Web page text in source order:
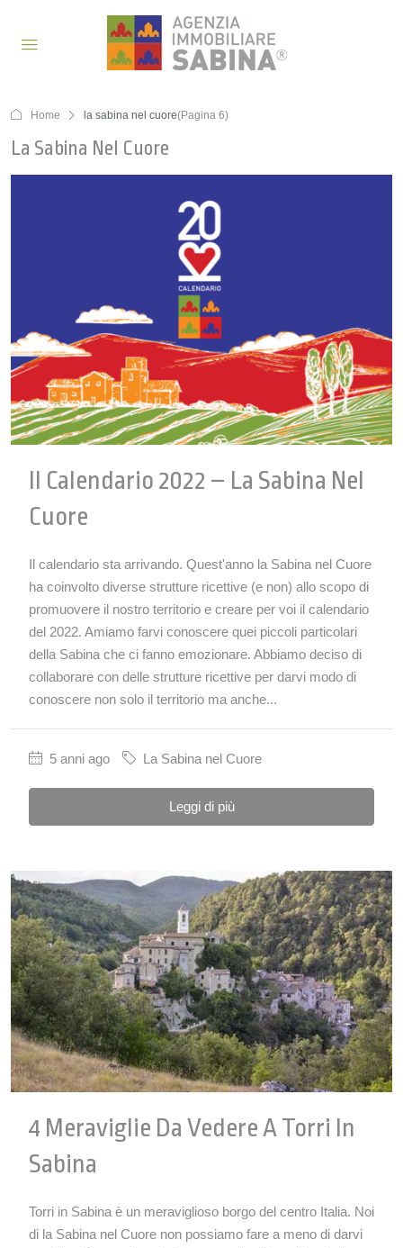
Home la sabina nel cuore(Pagina 6)
La Sabina Nel Cuore
Il Calendario 2022 – La Sabina Nel
Cuore
Il calendario sta arrivando. Quest'anno la Sabina nel Cuore
ha coinvolto diverse strutture ricettive (e non) allo scopo di
promuovere il nostro territorio e creare per voi il calendario
del 2022. Amiamo farvi conoscere quei piccoli particolari
della Sabina che ci fanno emozionare. Abbiamo deciso di
collaborare con delle strutture ricettive per darvi modo di
conoscere non solo il territorio ma anche...
5 anni ago La Sabina nel Cuore
Leggi di più
4 Meraviglie Da Vedere A Torri In
Sabina
Torri in Sabina è un meraviglioso borgo del centro Italia. Noi
di la Sabina nel Cuore non possiamo fare a meno di darvi